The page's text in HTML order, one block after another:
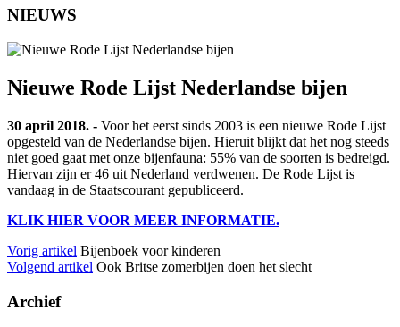
NIEUWS
Nieuwe Rode Lijst Nederlandse bijen
30 april 2018. - Voor het eerst sinds 2003 is een nieuwe Rode Lijst
opgesteld van de Nederlandse bijen. Hieruit blijkt dat het nog steeds
niet goed gaat met onze bijenfauna: 55% van de soorten is bedreigd.
Hiervan zijn er 46 uit Nederland verdwenen. De Rode Lijst is
vandaag in de Staatscourant gepubliceerd.
KLIK HIER VOOR MEER INFORMATIE.
Vorig artikel Bijenboek voor kinderen
Volgend artikel Ook Britse zomerbijen doen het slecht
Archief